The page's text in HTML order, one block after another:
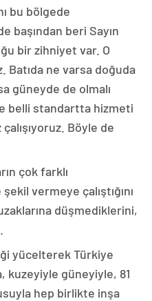
bu bölgede
başından beri Sayın
bir zihniyet var. O
ne varsa doğuda
güneyde de olmalı
belli standartta hizmeti
Böyle de
çok farklı
vermeye çalıştığını
düşmediklerini,
yücelterek Türkiye
kuzeyiyle güneyiyle, 81
hep birlikte inşa